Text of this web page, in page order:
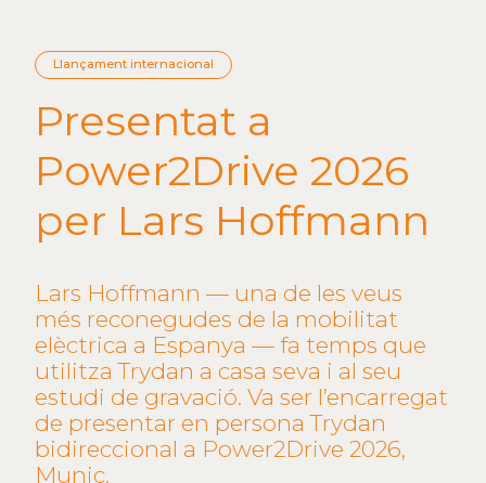
Llançament internacional
Presentat a
Power2Drive 2026
per Lars Hoffmann
Lars Hoffmann — una de les veus
més reconegudes de la mobilitat
elèctrica a Espanya — fa temps que
utilitza Trydan a casa seva i al seu
estudi de gravació. Va ser l’encarregat
de presentar en persona Trydan
bidireccional a Power2Drive 2026,
Munic.